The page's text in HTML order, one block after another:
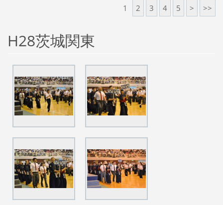
1 2 3 4 5 > >>
H28茨城関東